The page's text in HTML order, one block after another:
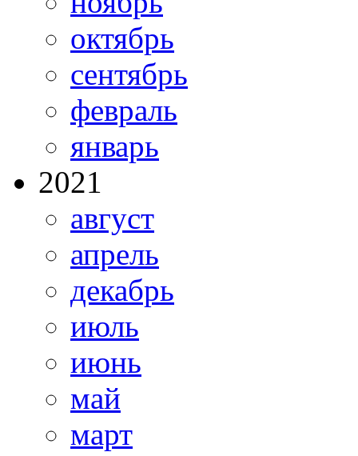
октябрь
сентябрь
февраль
январь
2021
август
апрель
декабрь
июль
июнь
май
март